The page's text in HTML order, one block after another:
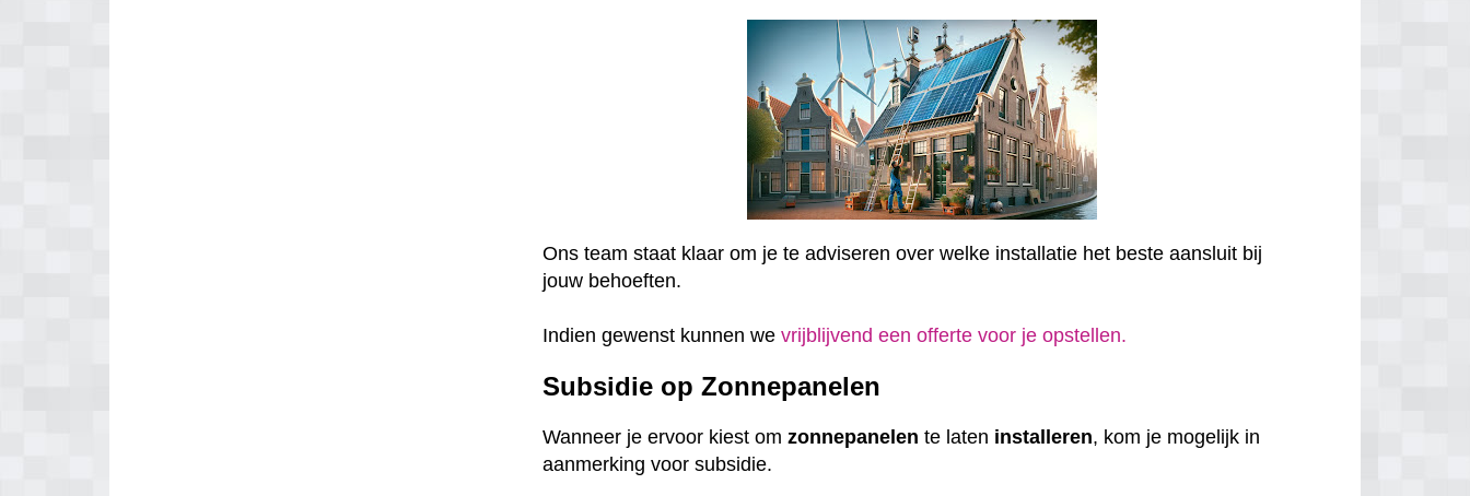
Ons team staat klaar om je te adviseren over welke installatie het beste aansluit bij
jouw behoeften.
Indien gewenst kunnen wevrijblijvend een offerte voor je opstellen.
Subsidie op Zonnepanelen
Wanneer je ervoor kiest omzonnepanelen te laten installeren, kom je mogelijk in
aanmerking voor subsidie.